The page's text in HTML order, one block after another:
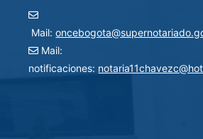
Mail:
Mail:
notificaciones: